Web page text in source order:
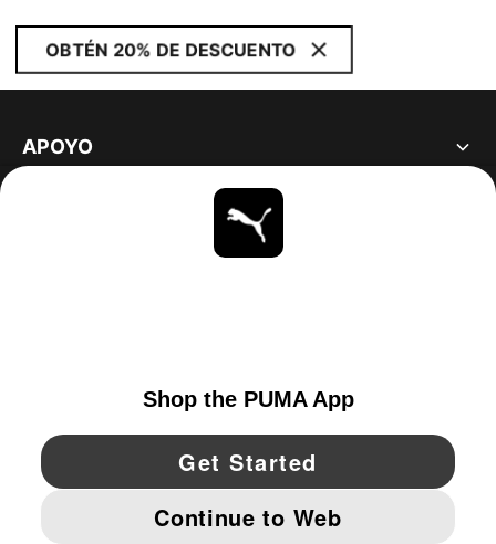
OBTÉN 20% DE DESCUENTO
APOYO
YouTube Twitter Pinterest
IMPRINT AND LEGAL DATA